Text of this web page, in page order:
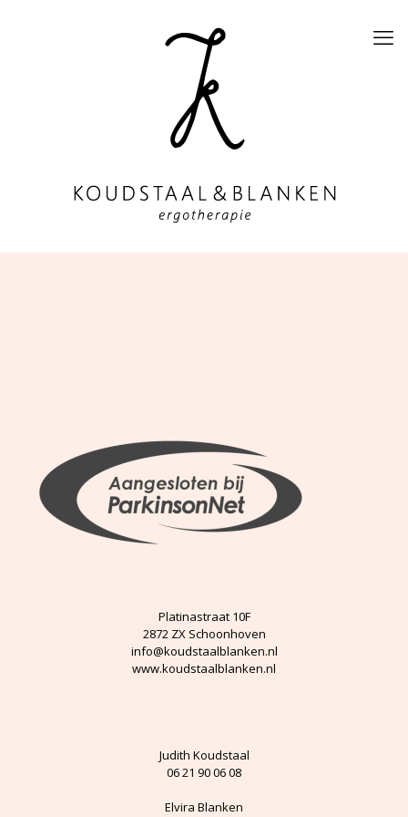
Platinastraat 10F
2872 ZX Schoonhoven
info@koudstaalblanken.nl
www.koudstaalblanken.nl
Judith Koudstaal
06 21 90 06 08
Elvira Blanken